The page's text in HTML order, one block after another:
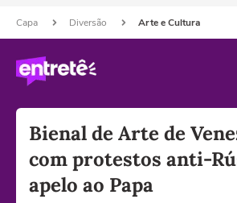
Capa Diversão Arte e Cultura
Bienal de Arte de
com protestos anti-
apelo ao Papa